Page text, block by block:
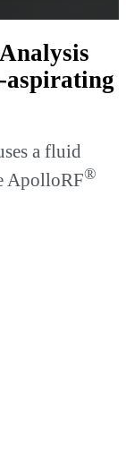
a fluid
ApolloRF®